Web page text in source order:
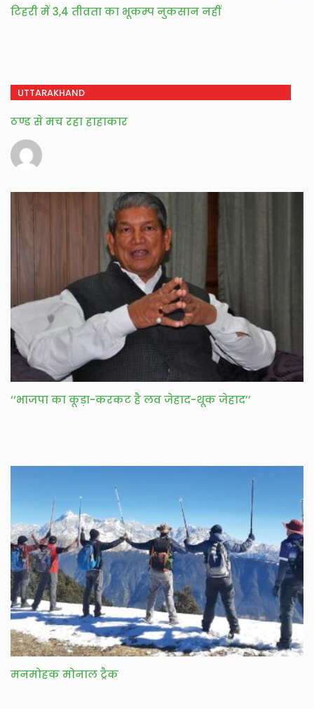
टिहरी में 3,4 तीव्रता का भूकम्प नुकसान नहीं
UTTARAKHAND
ठण्ड से मच रहा हाहाकार
‘‘भाजपा का कूड़ा-करकट है लव जेहाद-थूक जेहाद’’
मनमोहक मोनाल ट्रैक